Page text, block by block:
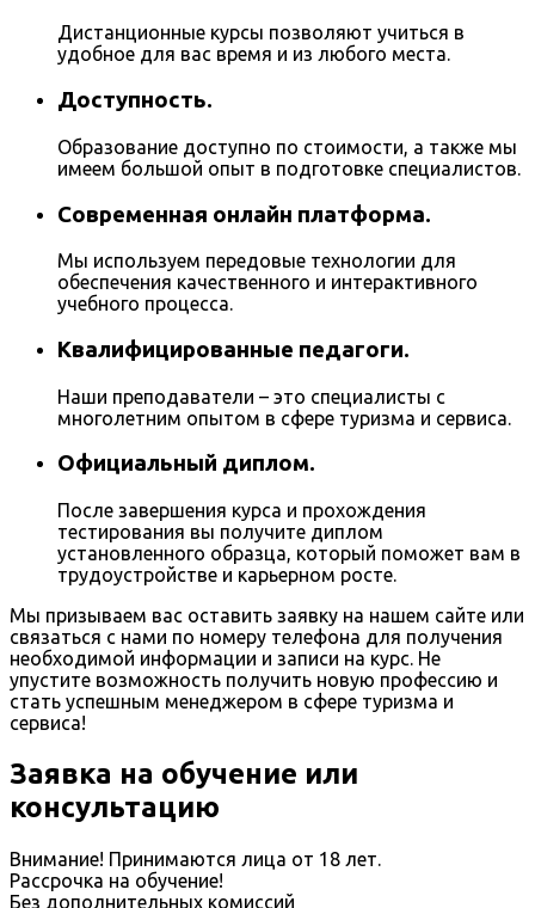
Дистанционные курсы позволяют учиться в
удобное для вас время и из любого места.
Доступность.
Образование доступно по стоимости, а также мы
имеем большой опыт в подготовке специалистов.
Современная онлайн платформа.
Мы используем передовые технологии для
обеспечения качественного и интерактивного
учебного процесса.
Квалифицированные педагоги.
Наши преподаватели – это специалисты с
многолетним опытом в сфере туризма и сервиса.
Официальный диплом.
После завершения курса и прохождения
тестирования вы получите диплом
установленного образца, который поможет вам в
трудоустройстве и карьерном росте.
Мы призываем вас оставить заявку на нашем сайте или
связаться с нами по номеру телефона для получения
необходимой информации и записи на курс. Не
упустите возможность получить новую профессию и
стать успешным менеджером в сфере туризма и
сервиса!
Заявка на обучение или
консультацию
Внимание! Принимаются лица от 18 лет.
Рассрочка на обучение!
Без дополнительных комиссий